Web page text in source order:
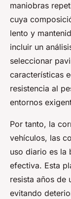
maniobras
cuya
lento y
incluir un
seleccionar
características
resistencia al
entornos
Por tanto, la
vehículos, las
uso diario es la
efectiva. Esta
resista años de
evitando